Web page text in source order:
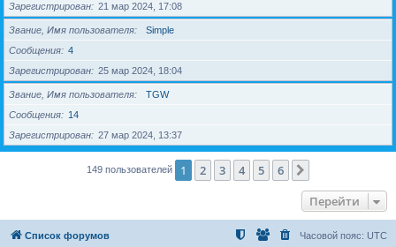
Зарегистрирован
21 мар 2024, 17:08
Звание, Имя пользователя
Simple
Сообщения
4
Зарегистрирован
25 мар 2024, 18:04
Звание, Имя пользователя
TGW
Сообщения
14
Зарегистрирован
27 мар 2024, 13:37
149 пользователей 1 2 3 4 5 6
Перейти
Список форумов Часовой пояс: UTC